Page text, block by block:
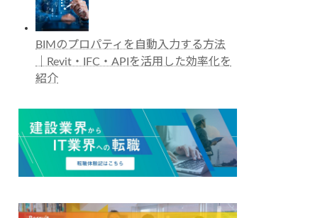
BIMのプロパティを自動入力する方法
｜Revit・IFC・APIを活用した効率化を
紹介